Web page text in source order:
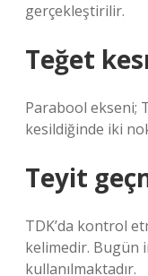
gerçekleştirilir.
Teğet
Parabool ekseni;
kesildiğinde iki
Teyit
TDK’da kontrol
kelimedir. Bugün
kullanılmaktadır.